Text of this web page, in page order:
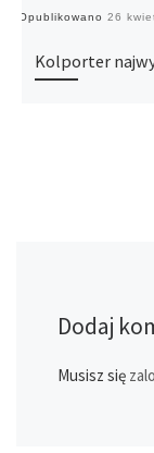
Opublikowano 26
Kolporter
Dodaj
Musisz się